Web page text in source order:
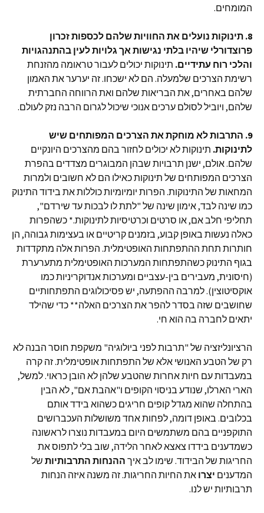
המומחים.
8. תינוקות נועלים את החוויות שלהם לכספות זכרון
פרוצדורלי שיהיו בלתי נגישות אך גלויות לעין בהתנהגויות
והלכי רוח עתידיים. תינוקות יכולים לעבור טראומה מהזנחת
רשימת הצרכים שלמעלה. הם לא ישכחו. זה יערער את האמון
שלהם באחרים, את הבריאות שלהם ואת הרווחה החברתית
שלהם, ויוביל לסולם ערכים אנוכי שיכול לגרום הרבה נזק לעולם.
9. התרבות לא מוחקת את הצרכים המפותחים שיש
לתינוקות. תינוקות לא יכולים לחזור בהם מהצרכים היונקיים
שלהם. אולם, ישנן תרבויות שבהן המבוגרים מצדדים בהפרת
הצרכים המפותחים של תינוקות כאילו הם לא חשובים ולמרות
המחאות של התינוקות. הפרות יומיומיות כוללות את בידוד התינוק
כמו שינה לבד, אימון שינה של "לתת לו לבכות עד שירדם",
תחליפי חלב אם, או סרטים וכרטיסיות לתינוקות.* כשהפרות
כאלה נעשות באופן קבוע, בזמנים קריטיים או בעצימות גבוהה, הן
חותרות תחת ההתפתחות האופטימלית. הפרות אלה מתקדדות
בגוף התינוק כשהתפתחות המערכות האופטימלית מתערערת
(חיסונית, מעבירים בין-עצביים ומערכות אנדוקריניות כמו
אוקסיטוצין). למרבה ההפתעה, יש פסיכולוגים התפתחותיים
שחושבים שזה בסדר להפר את הצרכים האלה** כדי שהילד
יתאים לחברה בה הוא חי.
הרציונליזציה של "תרבות לפני ביולוגיה" משקפת חוסר הבנה לא
רק של הטבע האנושי אלא של התפתחות אופטימלית. זה קרה
במעבדות עם חיות אחרות שהטבע שלהן לא הובן כראוי. למשל,
הארי הארלו, שנודע בניסוי הקופים ו"אהבת אם", לא הבין
בהתחלה שהוא מגדל קופים חריגים כשהוא בידד אותם
בכלובים. באופן דומה, לפחות אחד משושלות העכברושים
התוקפניים בהם משתמשים היום במעבדות נוצרו לראשונה
כשמדענים בידדו צאצא לאחר הלידה, שוב בלי לתפוס את
החריגות של הבידוד. שימו לב איך ההנחות התרבותיות של
המדענים יצרו את החיות החריגות. זה משנה איזה הנחות
תרבותיות יש לנו.